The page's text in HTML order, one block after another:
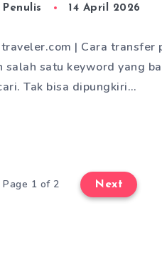
Penulis 14 April 2026
| Cara transfer
salah satu keyword yang
Tak bisa dipungkiri…
Page 1 of 2 Next